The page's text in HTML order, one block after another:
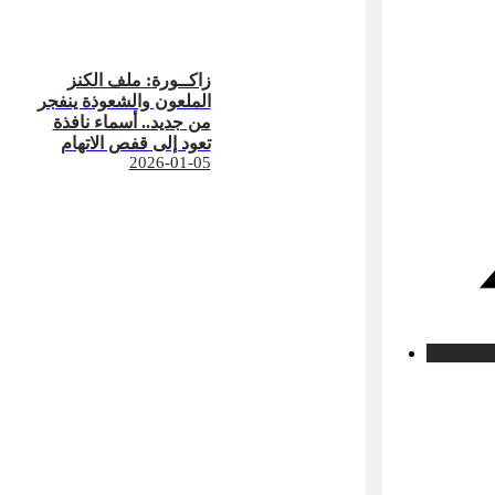
زاكــورة: ملف الكنز
الملعون والشعوذة ينفجر
من جديد.. أسماء نافذة
تعود إلى قفص الاتهام
2026-01-05